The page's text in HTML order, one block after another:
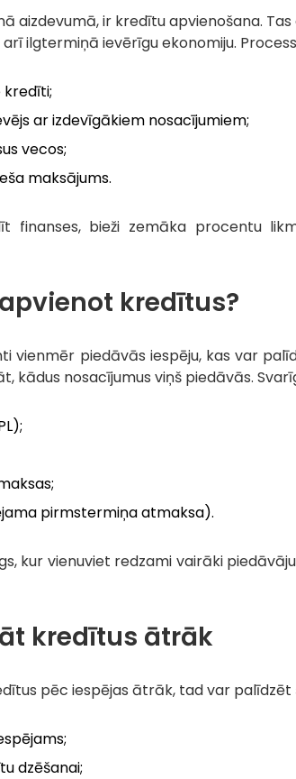
ir kredītu apvienošana.
ilgtermiņā ievērīgu ekonomiju.
kredīti;
ar izdevīgākiem nosacījumiem;
vecos;
maksājums.
finanses, bieži zemāka procentu
kredītus?
piedāvās iespēju, kas var
nosacījumus viņš piedāvās.
pirmstermiņa atmaksa).
kur vienuviet redzami vairāki
kredītus ātrāk
pēc iespējas ātrāk, tad var palīdzēt
dzēšanai;